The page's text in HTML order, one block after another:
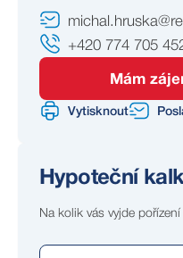
Celkové náklady na
kolem 4 500 Kč
přibližně 50 000 Kč.
Obec Dlouhá Lhota
nachází restaurace,
dokončuje mateřská
vybavenost najdete v
+420 774 705
Mám
Vytisknout
Hypoteční
Na kolik vás vyjde